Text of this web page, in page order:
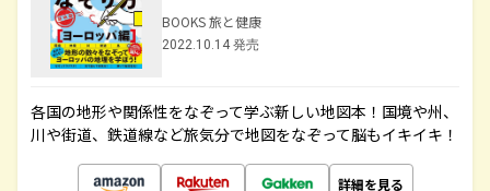
BOOKS 旅と健康
2022.10.14 発売
各国の地形や関係性をなぞって学ぶ新しい地図本！国境や州、
川や街道、鉄道線など旅気分で地図をなぞって脳もイキイキ！
詳細を見る